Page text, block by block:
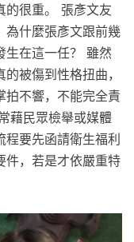
的很重。 張彥文友
為什麼張彥文跟前幾
生在這一任？ 雖然
被傷到性格扭曲，
拍不響，不能完全責
藉民眾檢舉或媒體
程要先函請衛生福利
件，若是才依嚴重特